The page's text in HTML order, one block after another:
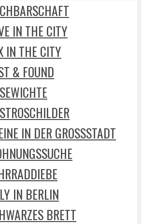
IN THE CITY
IN THE CITY
& FOUND
IN DER GROSSSTADT
IN BERLIN
BRETT